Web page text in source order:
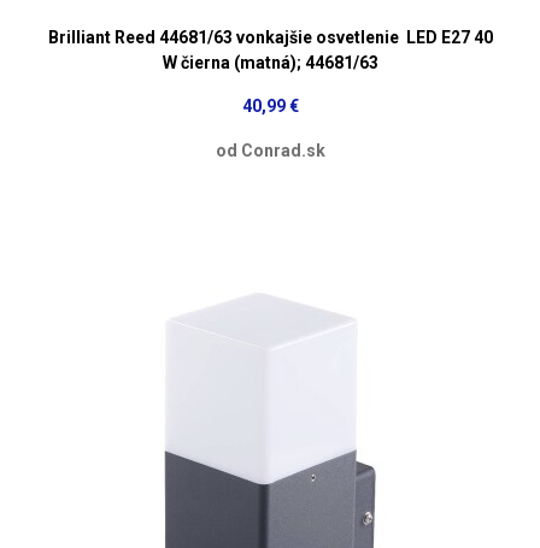
Brilliant Reed 44681/63 vonkajšie osvetlenie LED E27 40
W čierna (matná); 44681/63
40,99 €
od Conrad.sk